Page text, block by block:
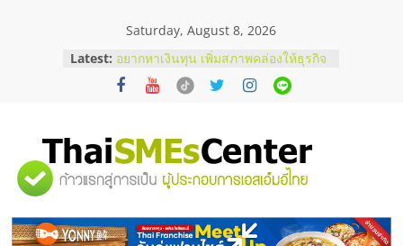
Saturday, August 8, 2026
Latest: บริษัท Cybersecurity ในไทยที่ไหนดี?
วิธีเลือกผู้ให้บริการให้คุ้มค่าและตอบ
โจทย์ธุรกิจ
สัมมนาออนไลน์ โอกาสบริหารสถานี
บริการน้ำมัน Shell
สัมมนาลงทุน แฟรนไชส์ยอนนี่
ไชส์ ครั้งที่ 8
ร้านเครื่องเสียงคุณภาพสูง พร้อม
"ศูนย์
รวม